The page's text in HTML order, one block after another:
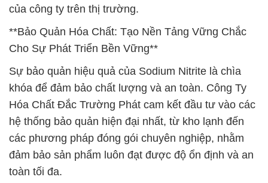
của công ty trên thị trường.
**Bảo Quản Hóa Chất: Tạo Nền Tảng Vững Chắc
Cho Sự Phát Triển Bền Vững**
Sự bảo quản hiệu quả của Sodium Nitrite là chìa
khóa để đảm bảo chất lượng và an toàn. Công Ty
Hóa Chất Đắc Trường Phát cam kết đầu tư vào các
hệ thống bảo quản hiện đại nhất, từ kho lạnh đến
các phương pháp đóng gói chuyên nghiệp, nhằm
đảm bảo sản phẩm luôn đạt được độ ổn định và an
toàn tối đa.